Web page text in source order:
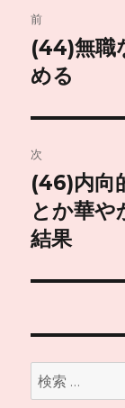
稿
ナ
ビ
ゲ
ー
シ
前
前
の
稿:
(44)無職
める
次
次
の
投
(46)内向
とか華や
結果
検
索: